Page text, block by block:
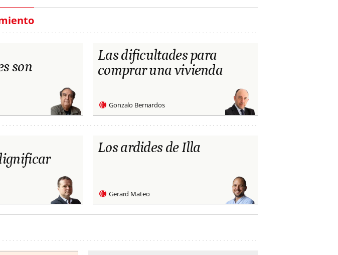
son
Las dificultades para
comprar una vivienda
Gonzalo Bernardos
Los ardides de Illa
Gerard Mateo